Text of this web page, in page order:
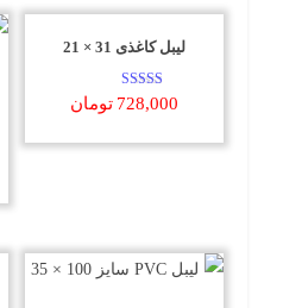
لیبل کاغذی 31 × 21
امتیاز
5.00
728,000 تومان